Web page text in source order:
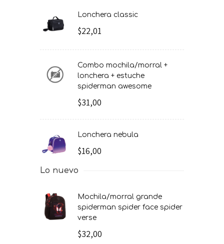
lonchera classic
$22,01
combo mochila/morral +
lonchera + estuche
spiderman awesome
$31,00
lonchera nebula
$16,00
Lo nuevo
mochila/morral grande
spiderman spider face spider
verse
$32,00